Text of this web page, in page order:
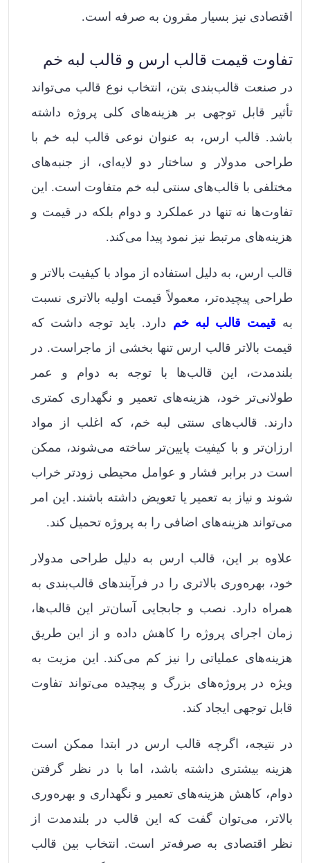
اقتصادی نیز بسیار مقرون به صرفه است.
تفاوت قیمت قالب ارس و قالب لبه خم
در صنعت قالب‌بندی بتن، انتخاب نوع قالب می‌تواند
تأثیر قابل توجهی بر هزینه‌های کلی پروژه داشته
باشد. قالب ارس، به عنوان نوعی قالب لبه خم با
طراحی مدولار و ساختار دو لایه‌ای، از جنبه‌های
مختلفی با قالب‌های سنتی لبه خم متفاوت است. این
تفاوت‌ها نه تنها در عملکرد و دوام بلکه در قیمت و
هزینه‌های مرتبط نیز نمود پیدا می‌کند.
قالب ارس، به دلیل استفاده از مواد با کیفیت بالاتر و
طراحی پیچیده‌تر، معمولاً قیمت اولیه بالاتری نسبت
به قیمت قالب لبه خم دارد. باید توجه داشت که
قیمت بالاتر قالب ارس تنها بخشی از ماجراست. در
بلندمدت، این قالب‌ها با توجه به دوام و عمر
طولانی‌تر خود، هزینه‌های تعمیر و نگهداری کمتری
دارند. قالب‌های سنتی لبه خم، که اغلب از مواد
ارزان‌تر و با کیفیت پایین‌تر ساخته می‌شوند، ممکن
است در برابر فشار و عوامل محیطی زودتر خراب
شوند و نیاز به تعمیر یا تعویض داشته باشند. این امر
می‌تواند هزینه‌های اضافی را به پروژه تحمیل کند.
علاوه بر این، قالب ارس به دلیل طراحی مدولار
خود، بهره‌وری بالاتری را در فرآیندهای قالب‌بندی به
همراه دارد. نصب و جابجایی آسان‌تر این قالب‌ها،
زمان اجرای پروژه را کاهش داده و از این طریق
هزینه‌های عملیاتی را نیز کم می‌کند. این مزیت به
ویژه در پروژه‌های بزرگ و پیچیده می‌تواند تفاوت
قابل توجهی ایجاد کند.
در نتیجه، اگرچه قالب ارس در ابتدا ممکن است
هزینه بیشتری داشته باشد، اما با در نظر گرفتن
دوام، کاهش هزینه‌های تعمیر و نگهداری و بهره‌وری
بالاتر، می‌توان گفت که این قالب در بلندمدت از
نظر اقتصادی به صرفه‌تر است. انتخاب بین قالب